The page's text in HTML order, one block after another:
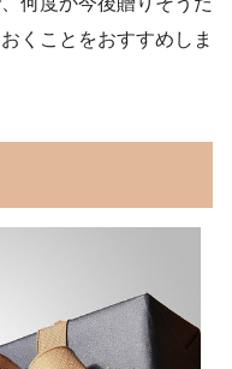
くことをおすすめしま